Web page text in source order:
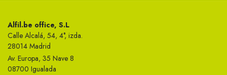
Alfil.be office, S.L
Calle Alcalá, 54, 4°, izda.
28014 Madrid
Av. Europa, 35 Nave 8
08700 Igualada